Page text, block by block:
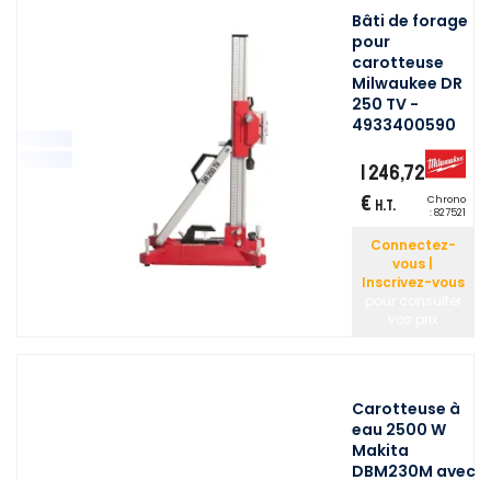
Bâti de forage
pour
carotteuse
Milwaukee DR
250 TV -
4933400590
1 246,72
€ H.T.
Chrono
: 827521
Connectez-
vous |
Inscrivez-vous
Carotteuse à
eau 2500 W
Makita
DBM230M avec